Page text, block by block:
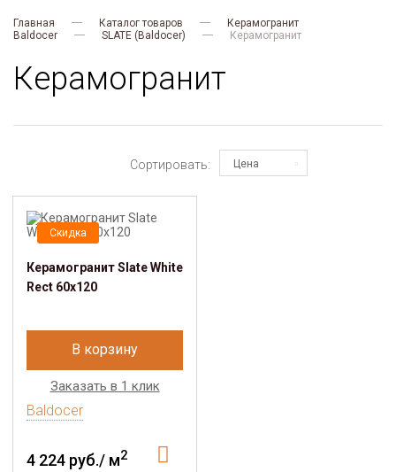
Главная Каталог товаров
Керамогранит
Baldocer
SLATE (Baldocer) Керамогранит
Керамогранит
Сортировать: Цена
Скидка
Керамогранит Slate White
Rect 60x120
В корзину
Заказать в 1 клик
Baldocer
4 224 руб./ м2